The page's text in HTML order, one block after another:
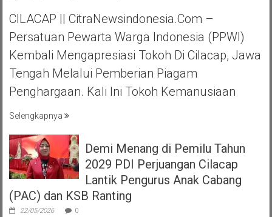
CILACAP || CitraNewsindonesia.com –
Persatuan Pewarta Warga Indonesia (PPWI)
Kembali Mengapresiasi Tokoh Di Cilacap, Jawa
Tengah Melalui Pemberian Piagam
Penghargaan. Kali Ini Tokoh Kemanusiaan
Selengkapnya
Demi Menang di Pemilu Tahun
2029 PDI Perjuangan Cilacap
Lantik Pengurus Anak Cabang
(PAC) dan KSB Ranting
22/05/2026 0